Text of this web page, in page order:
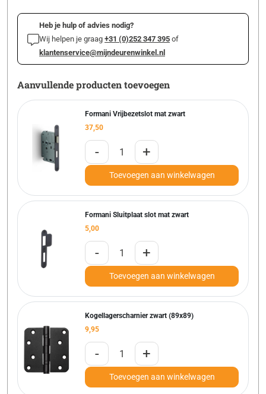
Heb je hulp of advies nodig?
Wij helpen je graag +31 (0)252 347 395 of
klantenservice@mijndeurenwinkel.nl
Aanvullende producten toevoegen
Formani Vrijbezetslot mat zwart
37,50
- +
Toevoegen aan winkelwagen
Formani Sluitplaat slot mat zwart
5,00
- +
Toevoegen aan winkelwagen
Kogellagerscharnier zwart (89x89)
9,95
- +
Toevoegen aan winkelwagen